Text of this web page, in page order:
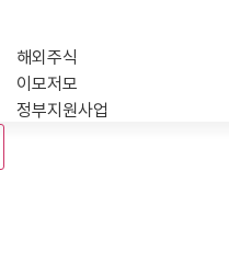
해외주식
이모저모
정부지원사업